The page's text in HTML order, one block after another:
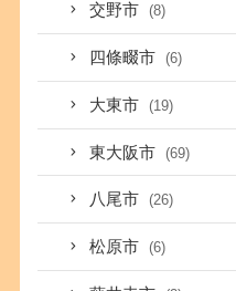
交野市 (8)
四條畷市 (6)
大東市 (19)
東大阪市 (69)
八尾市 (26)
松原市 (6)